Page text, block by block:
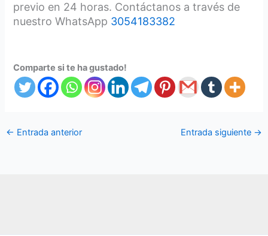
previo en 24 horas. Contáctanos a través de
nuestro WhatsApp 3054183382
Comparte si te ha gustado!
← Entrada anterior Entrada siguiente →